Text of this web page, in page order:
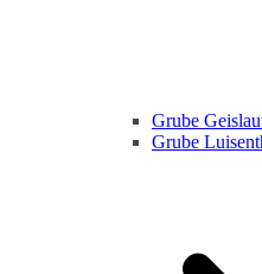
Grube
Grube